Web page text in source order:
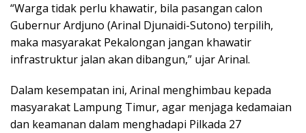
“Warga tidak perlu khawatir, bila pasangan calon
Gubernur Ardjuno (Arinal Djunaidi-Sutono) terpilih,
maka masyarakat Pekalongan jangan khawatir
infrastruktur jalan akan dibangun,” ujar Arinal.
Dalam kesempatan ini, Arinal menghimbau kepada
masyarakat Lampung Timur, agar menjaga kedamaian
dan keamanan dalam menghadapi Pilkada 27